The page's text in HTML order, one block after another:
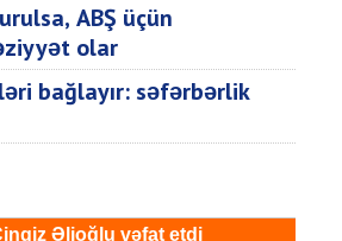
ABŞ üçün
olar
bağlayır: səfərbərlik